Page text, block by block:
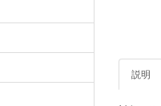
説明